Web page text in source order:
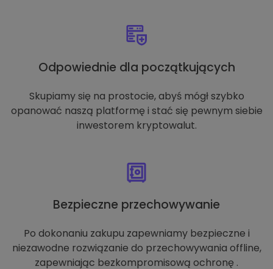
Odpowiednie dla początkujących
Skupiamy się na prostocie, abyś mógł szybko
opanować naszą platformę i stać się pewnym siebie
inwestorem kryptowalut.
Bezpieczne przechowywanie
Po dokonaniu zakupu zapewniamy bezpieczne i
niezawodne rozwiązanie do przechowywania offline,
zapewniając bezkompromisową ochronę .